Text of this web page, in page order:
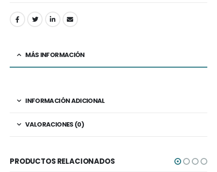
MÁS INFORMACIÓN
INFORMACIÓN ADICIONAL
VALORACIONES (0)
PRODUCTOS RELACIONADOS